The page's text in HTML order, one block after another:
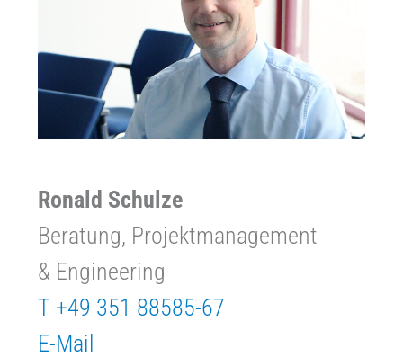
Ronald Schulze
Beratung, Projektmanagement
& Engineering
T +49 351 88585-67
E-Mail